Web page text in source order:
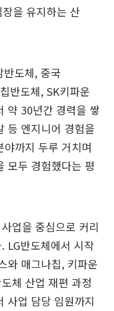
을 유지하는 산
반도체, 중국
반도체, SK키파운
약 30년간 경력을 쌓
등 엔지니어 경험을
까지 두루 거치며
모두 경험했다는 평
업을 중심으로 커리
LG반도체에서 시작
와 매그나칩, 키파운
체 산업 재편 과정
사업 담당 임원까지